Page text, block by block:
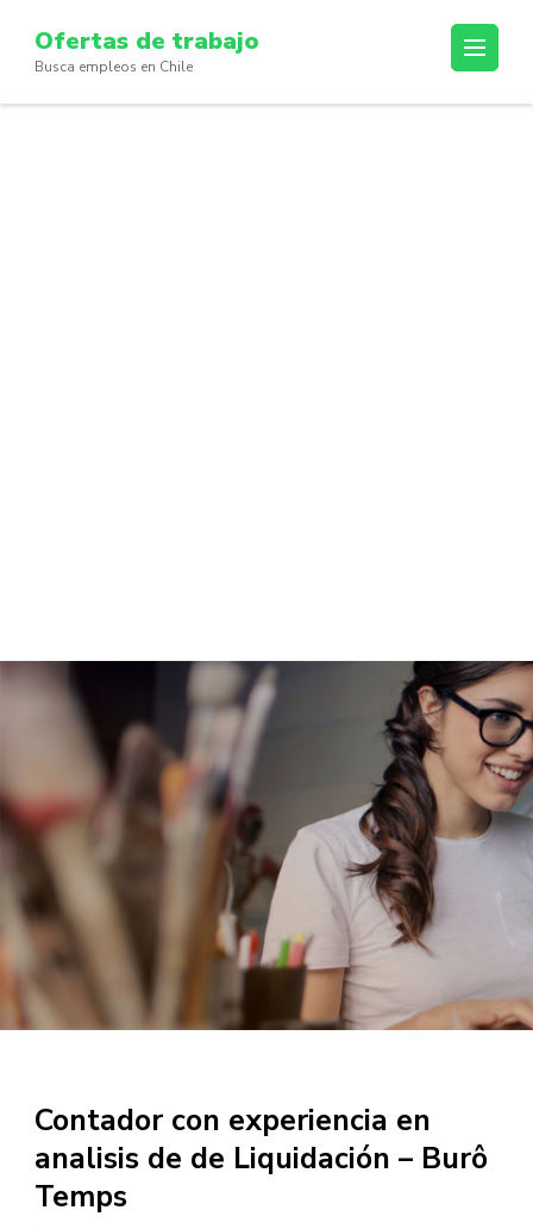
content
(Press
Ofertas de trabajo
Busca empleos en Chile
Contador con experiencia en
analisis de de Liquidación – Burô
Temps